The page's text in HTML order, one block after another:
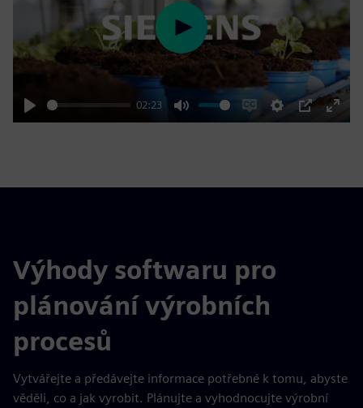
Play
02:23
Mute
EnableSettings
PIP
Enter
Play
Výhody softwaru pro
plánování výrobních
procesů
Vytvářejte a předávejte informace potřebné k tomu, abyste
věděli, co a jak vyrobit. Plánujte a vyhodnocujte výrobní